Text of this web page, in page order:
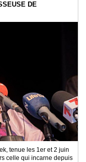
DE
tenue les 1er et 2 juin
celle qui incarne depuis